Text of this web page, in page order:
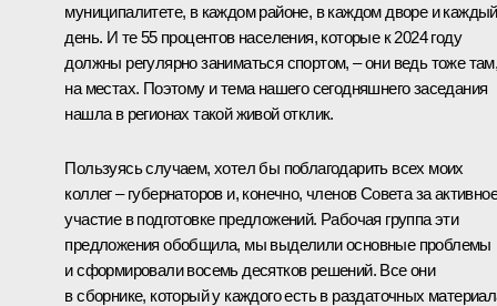
муниципалитете, в каждом районе, в каждом дворе и каждый
день. И те 55 процентов населения, которые к 2024 году
должны регулярно заниматься спортом, – они ведь тоже
на местах. Поэтому и тема нашего сегодняшнего заседания
нашла в регионах такой живой отклик.
Пользуясь случаем, хотел бы поблагодарить всех моих
коллег – губернаторов и, конечно, членов Совета за активное
участие в подготовке предложений. Рабочая группа эти
предложения обобщила, мы выделили основные проблемы
и сформировали восемь десятков решений. Все они
в сборнике, который у каждого есть в раздаточных